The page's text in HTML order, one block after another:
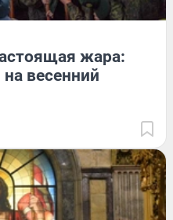
жара:
весенний